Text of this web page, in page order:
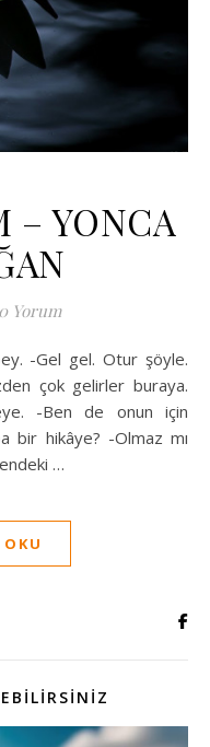
– YONCA
0 Yorum
çok gelirler buraya.
-Ben de onun için
bir hikâye? -Olmaz mı
…